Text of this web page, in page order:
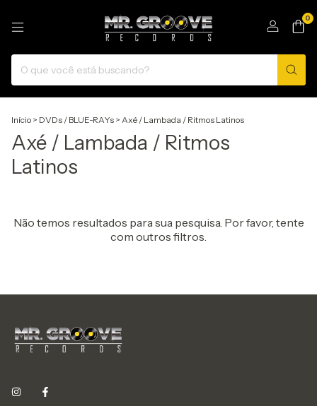
0
Início > DVDs / BLUE-RAYs > Axé / Lambada / Ritmos Latinos
Axé / Lambada / Ritmos
Latinos
Não temos resultados para sua pesquisa. Por favor, tente
com outros filtros.